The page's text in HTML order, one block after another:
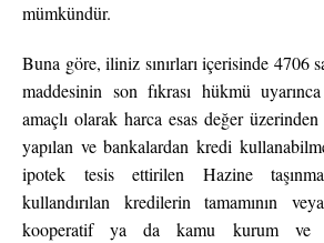
mümkündür.
Buna göre, iliniz sınırları içerisinde 4706
maddesinin son fıkrası hükmü
amaçlı olarak harca esas değer üzerinden
yapılan ve bankalardan kredi
ipotek tesis ettirilen Hazine
kullandırılan kredilerin tamamının
kooperatif ya da kamu kurum ve